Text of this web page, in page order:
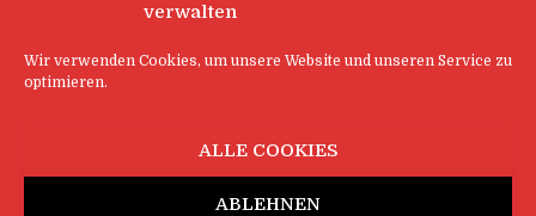
verwalten
Wir verwenden Cookies, um unsere Website und unseren Service zu
optimieren.
ALLE COOKIES
ABLEHNEN